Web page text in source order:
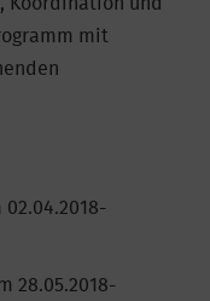
mit
28.05.2018-